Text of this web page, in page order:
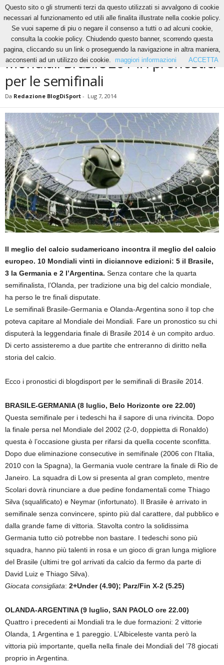
News Mondiali Brasile 2014: i pronostici per le semifinali
NEWS
Mondiali Brasile 2014: i pronostici
per le semifinali
Da Redazione BlogDiSport - Lug 7, 2014
Il meglio del calcio sudamericano incontra il meglio del calcio
europeo. 10 Mondiali vinti in diciannove edizioni: 5 il Brasile,
3 la Germania e 2 l’Argentina. Senza contare che la quarta
semifinalista, l’Olanda, per tradizione una big del calcio mondiale,
ha perso le tre finali disputate.
Le semifinali Brasile-Germania e Olanda-Argentina sono il top che
poteva capitare al Mondiale dei Mondiali. Fare un pronostico su chi
disputerà la leggendaria finale di Brasile 2014 è un compito arduo.
Di certo assisteremo a due partite che entreranno di diritto nella
storia del calcio.
Ecco i pronostici di blogdisport per le semifinali di Brasile 2014.
BRASILE-GERMANIA (8 luglio, Belo Horizonte ore 22.00)
Questa semifinale per i tedeschi ha il sapore di una rivincita. Dopo
la finale persa nel Mondiale del 2002 (2-0, doppietta di Ronaldo)
questa è l’occasione giusta per rifarsi da quella cocente sconfitta.
Dopo due eliminazione consecutive in semifinale (2006 con l’Italia,
2010 con la Spagna), la Germania vuole centrare la finale di Rio de
Janeiro. La squadra di Low si presenta al gran completo, mentre
Scolari dovrà rinunciare a due pedine fondamentali come Thiago
Silva (squalificato) e Neymar (infortunato). Il Brasile è arrivato in
semifinale senza convincere, spinto più dal carattere, dal pubblico e
dalla grande fame di vittoria. Stavolta contro la solidissima
Germania tutto ciò potrebbe non bastare. I tedeschi sono più
squadra, hanno più talenti in rosa e un gioco di gran lunga migliore
del Brasile (ultimi tre gol arrivati da calcio da fermo da parte di
David Luiz e Thiago Silva).
Giocata consigliata: 2+Under (4.90); Parz/Fin X-2 (5.25)
OLANDA-ARGENTINA (9 luglio, SAN PAOLO ore 22.00)
Quattro i precedenti ai Mondiali tra le due formazioni: 2 vittorie
Olanda, 1 Argentina e 1 pareggio. L’Albiceleste vanta però la
vittoria più importante, quella nella finale dei Mondiali del ’78 giocati
proprio in Argentina.
Questo sito o gli strumenti terzi da questo utilizzati si avvalgono di cookie
necessari al funzionamento ed utili alle finalita illustrate nella cookie policy.
Se vuoi saperne di piu o negare il consenso a tutti o ad alcuni cookie,
consulta la cookie policy. Chiudendo questo banner, scorrendo questa
pagina, cliccando su un link o proseguendo la navigazione in altra maniera,
acconsenti ad un utilizzo dei cookie.
maggiori informazioni ACCETTA